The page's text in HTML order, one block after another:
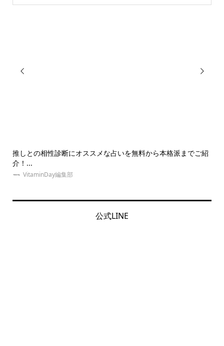

無料から本格派までご紹 【体験】東京の安い推し活ホテル紹介！地

公式LINE